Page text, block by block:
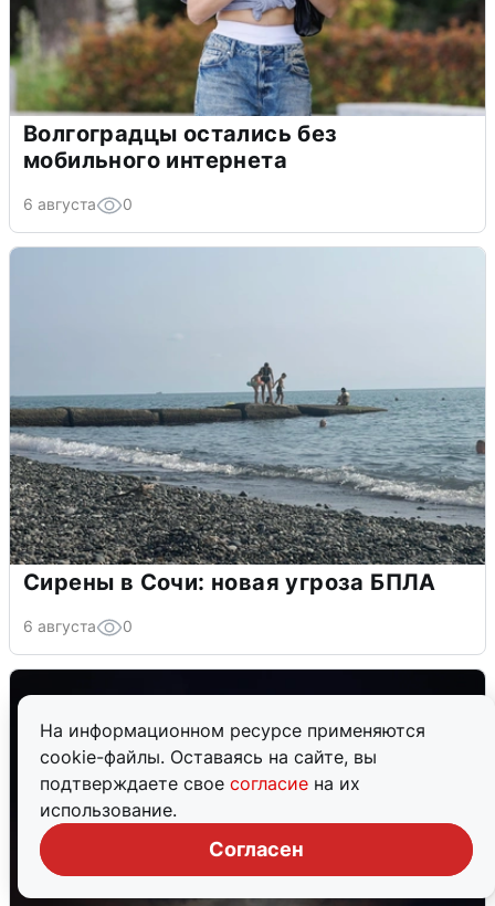
На информационном ресурсе применяются
cookie-файлы. Оставаясь на сайте, вы
подтверждаете свое согласие на их
использование.
Согласен
Волгоградцы остались без
мобильного интернета
6 августа 0
Сирены в Сочи: новая угроза БПЛА
6 августа 0